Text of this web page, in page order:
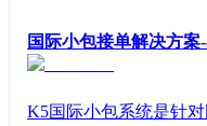
国际小包接单解决方案
K5国际小包系统是针